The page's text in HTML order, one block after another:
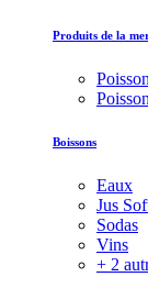
Produits de la
Boissons
Eaux
Jus
Sodas
Vins
+ 2